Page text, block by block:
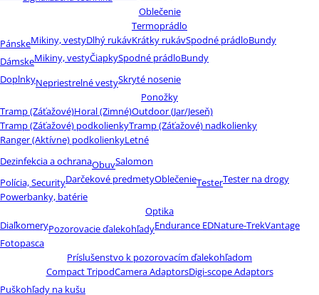
Oblečenie
Termoprádlo
PánskeMikiny, vestyDlhý rukávKrátky rukávSpodné prádloBundy
DámskeMikiny, vestyČiapkySpodné prádloBundy
DoplnkyNepriestrelné vestySkryté nosenie
Ponožky
Tramp (Záťažové)Horal (Zimné)Outdoor (Jar/Jeseň)
Tramp (Záťažové) podkolienkyTramp (Záťažové) nadkolienky
Ranger (Aktívne) podkolienkyLetné
Dezinfekcia a ochranaObuvSalomon
Polícia, SecurityDarčekové predmetyOblečenieTesterTester na drogy
Powerbanky, batérie
Optika
DiaľkomeryPozorovacie ďalekohľadyEndurance EDNature-TrekVantage
Fotopasca
Príslušenstvo k pozorovacím ďalekohľadom
Compact TripodCamera AdaptorsDigi-scope Adaptors
Puškohľady na kušu